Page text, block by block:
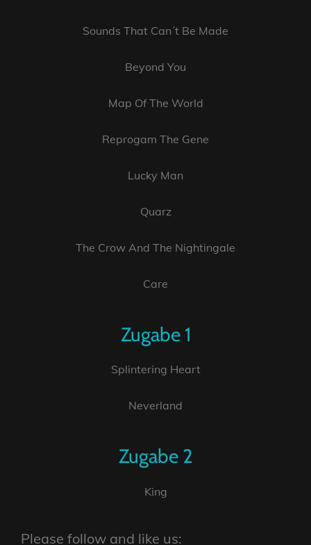
Sounds That Can´t Be Made
Beyond You
Map Of The World
Reprogam The Gene
Lucky Man
Quarz
The Crow And The Nightingale
Care
Zugabe 1
Splintering Heart
Neverland
Zugabe 2
King
Please follow and like us: